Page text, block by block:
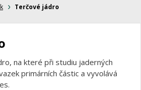
Terčové jádro
na které při studiu jaderných
primárních částic a vyvolává